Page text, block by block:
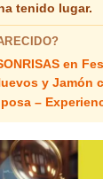
tenido lugar.
en
y Jamón
–